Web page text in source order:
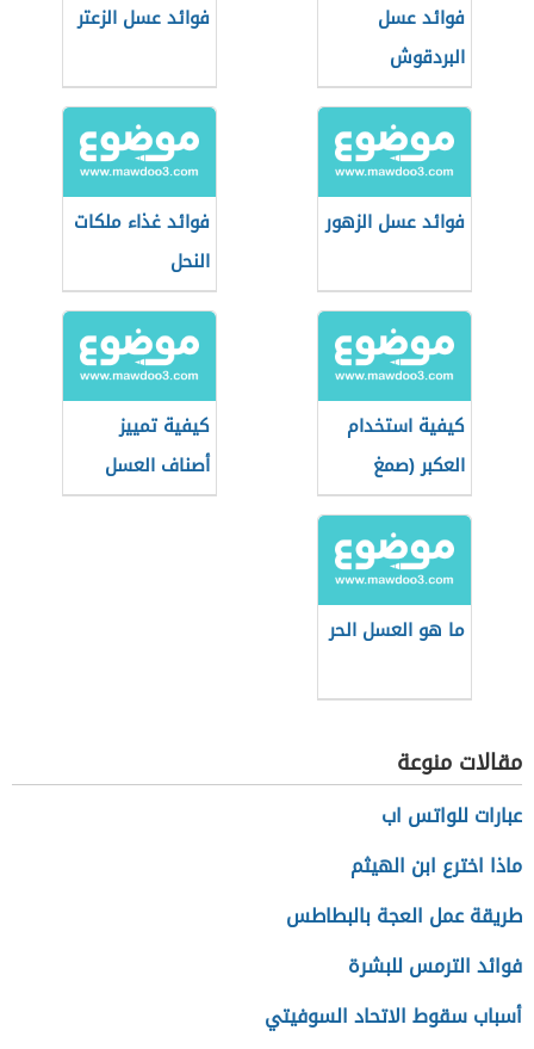
فوائد عسل
البردقوش
فوائد عسل الزعتر
فوائد عسل الزهور
فوائد غذاء ملكات
النحل
كيفية استخدام
العكبر (صمغ
النحل)
كيفية تمييز
أصناف العسل
التركي
ما هو العسل الحر
مقالات منوعة
عبارات للواتس اب
ماذا اخترع ابن الهيثم
طريقة عمل العجة بالبطاطس
فوائد الترمس للبشرة
أسباب سقوط الاتحاد السوفيتي